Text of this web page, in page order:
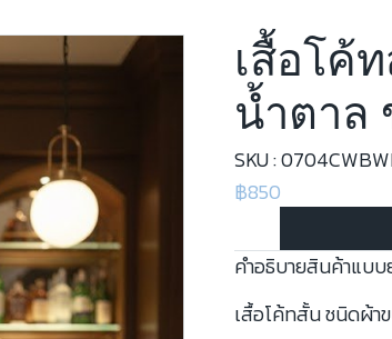
เสื้อโค้
น้ำตาล
SKU :
฿850
คำอธิบายสินค้าแบ
เสื้อโค้ทสั้น ชนิดผ้า